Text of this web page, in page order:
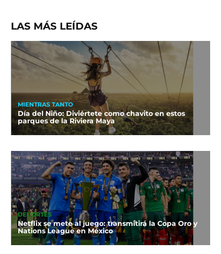
LAS MÁS LEÍDAS
MIENTRAS TANTO
Día del Niño: Diviértete como chavito en estos
parques de la Riviera Maya
DEPORTES
Netflix se mete al juego: transmitirá la Copa Oro y
Nations League en México